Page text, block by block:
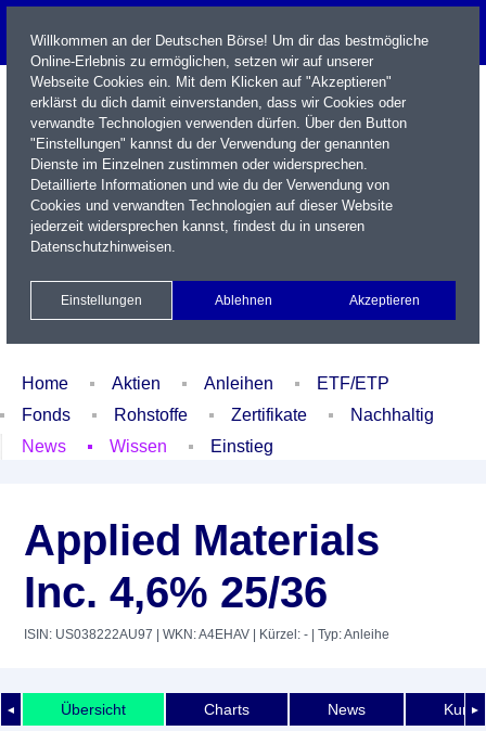
Name / WKN / ISIN / Kürzel
Xetra Realtime
Watchlist Portfolio Login
Home Aktien Anleihen
ETF/ETP
Fonds
Rohstoffe Zertifikate
Nachhaltig
News
Wissen Einstieg
Applied Materials
Inc. 4,6% 25/36
ISIN: US038222AU97 | WKN: A4EHAV | Kürzel: - | Typ: Anleihe
◄ ►
Übersicht Charts News
Willkommen an der Deutschen Börse! Um dir das bestmögliche
Online-Erlebnis zu ermöglichen, setzen wir auf unserer
Webseite Cookies ein. Mit dem Klicken auf "Akzeptieren"
erklärst du dich damit einverstanden, dass wir Cookies oder
verwandte Technologien verwenden dürfen. Über den Button
"Einstellungen" kannst du der Verwendung der genannten
Dienste im Einzelnen zustimmen oder widersprechen.
Detaillierte Informationen und wie du der Verwendung von
Cookies und verwandten Technologien auf dieser Website
jederzeit widersprechen kannst, findest du in unseren
Datenschutzhinweisen.
Einstellungen Ablehnen Akzeptieren